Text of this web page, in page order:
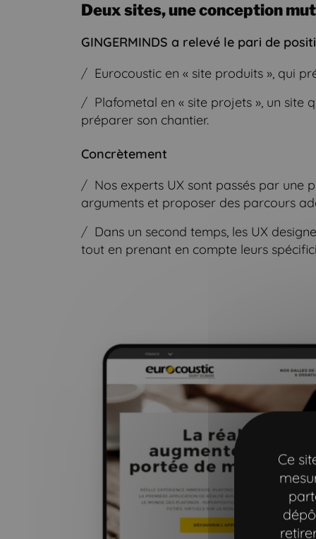
Deux sites, une conception
GINGERMINDS a relevé le pari de
Eurocoustic en « site produits », qui
Plafometal en « site projets », un
préparer son chantier.
Concrètement
Nos experts UX sont passés par une
arguments et proposer des parcours
Dans un second temps, les UX
tout en prenant en compte leurs
Ce